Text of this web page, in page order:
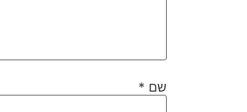
שם *